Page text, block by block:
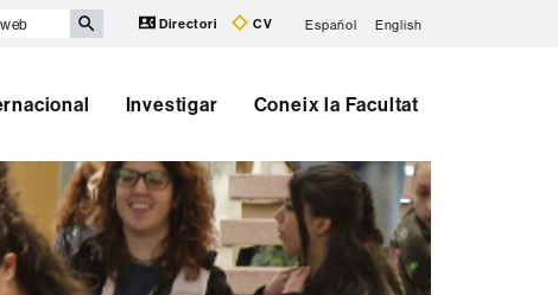
Directori CV Español English
Investigar Coneix la Facultat